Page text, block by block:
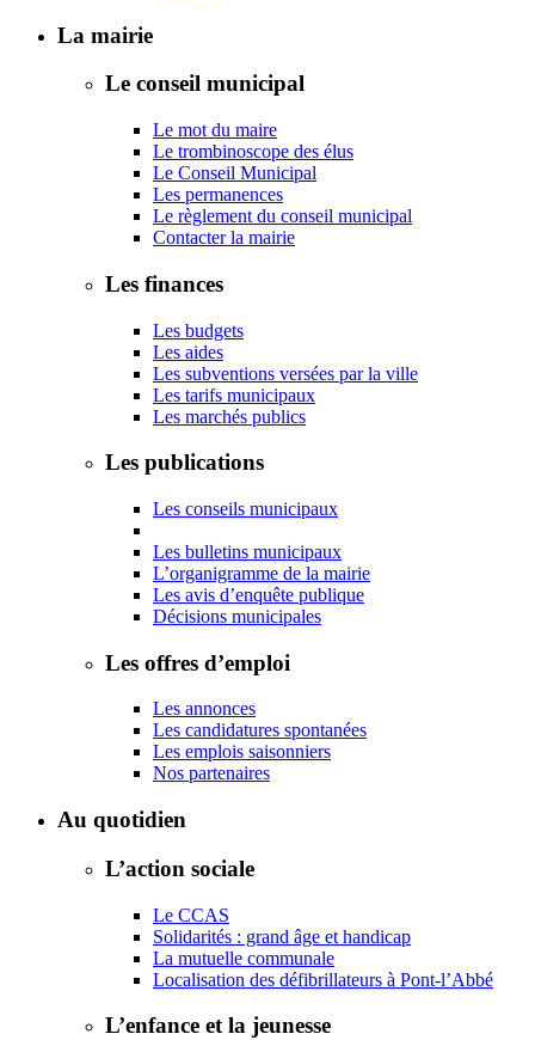
La mairie
Le conseil municipal
Le mot du maire
Le trombinoscope des élus
Le Conseil Municipal
Les permanences
Le règlement du conseil municipal
Contacter la mairie
Les finances
Les budgets
Les aides
Les subventions versées par la ville
Les tarifs municipaux
Les marchés publics
Les publications
Les conseils municipaux
Les bulletins municipaux
L’organigramme de la mairie
Les avis d’enquête publique
Décisions municipales
Les offres d’emploi
Les annonces
Les candidatures spontanées
Les emplois saisonniers
Nos partenaires
Au quotidien
L’action sociale
Le CCAS
Solidarités : grand âge et handicap
La mutuelle communale
Localisation des défibrillateurs à Pont-l’Abbé
L’enfance et la jeunesse